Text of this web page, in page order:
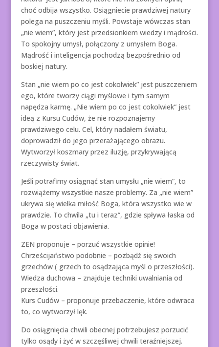
choć odbija wszystko. Osiągniecie prawdziwej natury
polega na puszczeniu myśli. Powstaje wówczas stan
„nie wiem”, który jest przedsionkiem wiedzy i mądrości.
To spokojny umysł, połączony z umysłem Boga.
Mądrość i inteligencja pochodzą bezpośrednio od
boskiej natury.
Stan „nie wiem po co jest cokolwiek” jest puszczeniem
ego, które tworzy ciągi myślowe i tym samym
napędza karmę. „Nie wiem po co jest cokolwiek” jest
ideą z Kursu Cudów, że nie rozpoznajemy
prawdziwego celu. Cel, który nadałem światu,
doprowadził do jego przerażającego obrazu.
Wytworzył koszmary przez iluzję, przykrywającą
rzeczywisty świat.
Jeśli potrafimy osiągnąć stan umysłu „nie wiem”, to
rozwiążemy wszystkie nasze problemy. Za „nie wiem”
ukrywa się wielka miłość Boga, która wszystko wie w
prawdzie. To chwila „tu i teraz”, gdzie spływa łaska od
Boga w postaci objawienia.
ZEN proponuje – porzuć wszystkie opinie!
Chrześcijaństwo podobnie – pozbądź się swoich
grzechów ( grzech to osądzająca myśl o przeszłości).
Wiedza duchowa – znajduje techniki uwalniania od
przeszłości.
Kurs Cudów – proponuje przebaczenie, które odwraca
to, co wytworzył lęk.
Do osiągnięcia chwili obecnej potrzebujesz porzucić
tylko osądy i żyć w szczęśliwej chwili teraźniejszej.